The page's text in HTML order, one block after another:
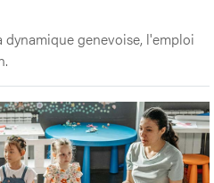
dynamique genevoise, l'emploi